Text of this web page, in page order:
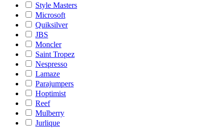
Style Masters
Microsoft
Quiksilver
JBS
Moncler
Saint Tropez
Nespresso
Lamaze
Parajumpers
Hoptimist
Reef
Mulberry
Jurlique